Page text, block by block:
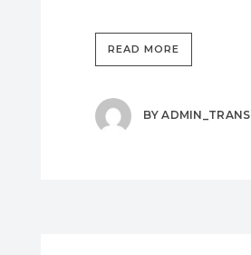
READ MORE
BYADMIN_TRANS